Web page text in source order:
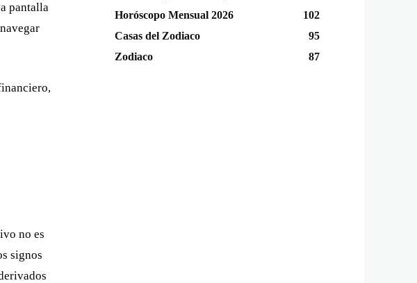
pantalla
no es
signos
Horóscopo Mensual 2026
102
Casas del Zodiaco
95
Zodiaco
87